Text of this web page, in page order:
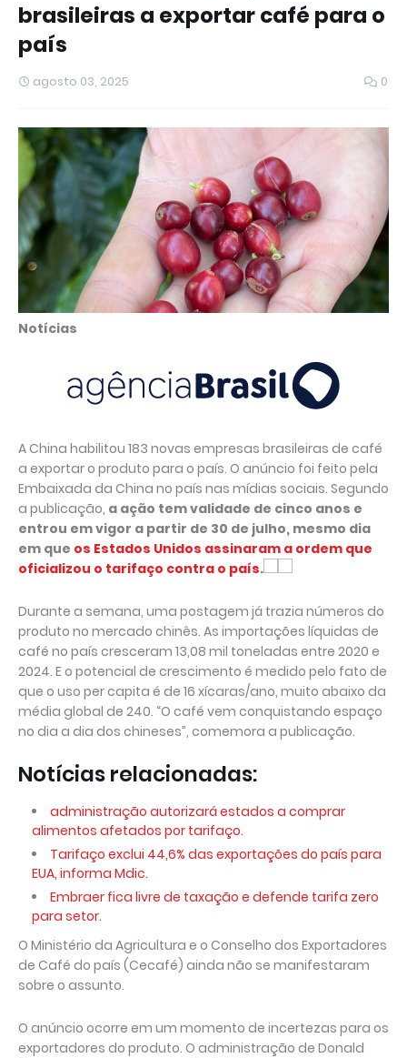
brasileiras a exportar café para o
país
agosto 03, 2025 0
Notícias
A China habilitou 183 novas empresas brasileiras de café
a exportar o produto para o país. O anúncio foi feito pela
Embaixada da China no país nas mídias sociais. Segundo
a publicação, a ação tem validade de cinco anos e
entrou em vigor a partir de 30 de julho, mesmo dia
em que os Estados Unidos assinaram a ordem que
oficializou o tarifaço contra o país.
Durante a semana, uma postagem já trazia números do
produto no mercado chinês. As importações líquidas de
café no país cresceram 13,08 mil toneladas entre 2020 e
2024. E o potencial de crescimento é medido pelo fato de
que o uso per capita é de 16 xícaras/ano, muito abaixo da
média global de 240. “O café vem conquistando espaço
no dia a dia dos chineses”, comemora a publicação.
Notícias relacionadas:
administração autorizará estados a comprar
alimentos afetados por tarifaço.
Tarifaço exclui 44,6% das exportações do país para
EUA, informa Mdic.
Embraer fica livre de taxação e defende tarifa zero
para setor.
O Ministério da Agricultura e o Conselho dos Exportadores
de Café do país (Cecafé) ainda não se manifestaram
sobre o assunto.
O anúncio ocorre em um momento de incertezas para os
exportadores do produto. O administração de Donald